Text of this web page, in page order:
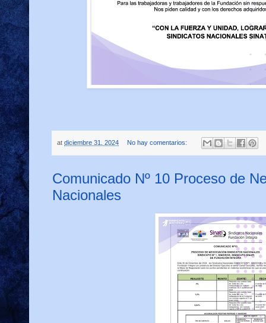
atdiciembre 31, 2024 No hay comentarios:
Comunicado Nº 10 Proceso de
Nacionales